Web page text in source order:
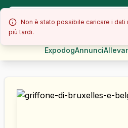
Non è stato possibile caricare i dati
più tardi.
ExpodogAnnunci